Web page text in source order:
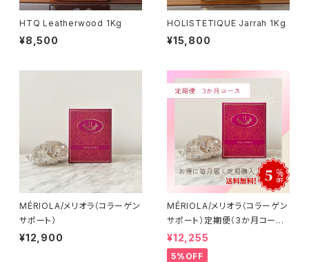
HTQ Leatherwood 1Kg
¥8,500
HOLISTETIQUE Jarrah 1Kg
¥15,800
MÉRIOLA/メリオラ（コラーゲン
サポート）
¥12,900
MÉRIOLA/メリオラ（コラーゲン
サポート）定期便（3か月コース）
【送料無料】
¥12,255
5%OFF